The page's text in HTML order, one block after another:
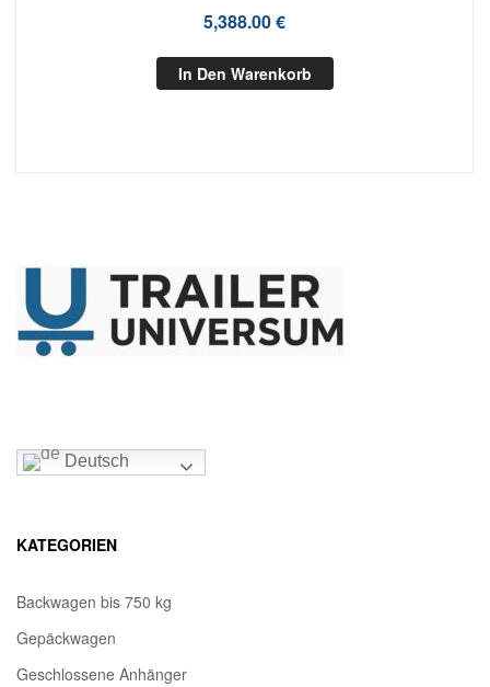
5,388.00€
In Den Warenkorb
Deutsch
KATEGORIEN
Backwagen bis 750 kg
Gepäckwagen
Geschlossene Anhänger